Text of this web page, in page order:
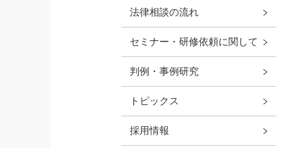
法律相談の流れ
セミナー・研修依頼に関して
判例・事例研究
トピックス
採用情報